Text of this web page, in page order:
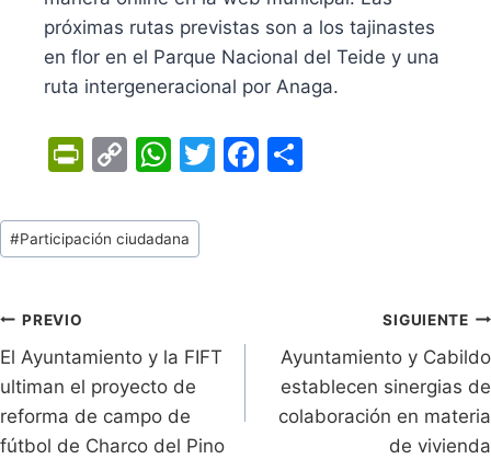
próximas rutas previstas son a los tajinastes
en flor en el Parque Nacional del Teide y una
ruta intergeneracional por Anaga.
Pr
tF
ri
dl
y
C
p
y
k
W
at
s
p
T
F
Tags
de
#Participación ciudadana
Navegación
de
entradas
PREVIO
El Ayuntamiento y la FIFT
ultiman el proyecto de
reforma de campo de
fútbol de Charco del Pino
SIGUIENTE
Ayuntamiento y Cabildo
establecen sinergias de
colaboración en materia
de vivienda